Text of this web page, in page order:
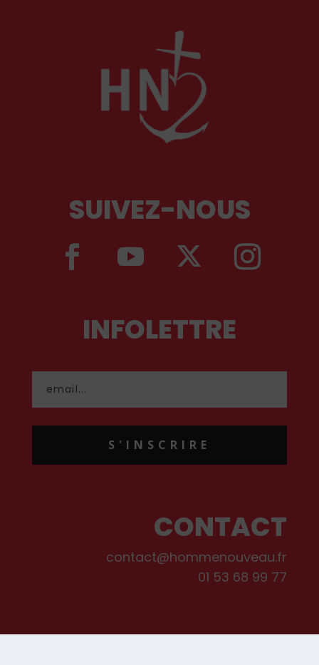
SUIVEZ-NOUS
INFOLETTRE
S'INSCRIRE
CONTACT
contact@hommenouveau.fr
01 53 68 99 77